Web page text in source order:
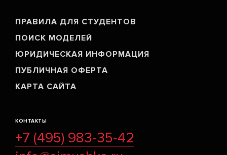
ПРАВИЛА ДЛЯ СТУДЕНТОВ
ПОИСК МОДЕЛЕЙ
ЮРИДИЧЕСКАЯ ИНФОРМАЦИЯ
ПУБЛИЧНАЯ ОФЕРТА
КАРТА САЙТА
КОНТАКТЫ
+7 (495) 983-35-42